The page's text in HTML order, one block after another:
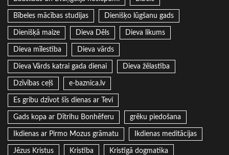
Bībeles mācības studijas Dienišķo lūgšanu gads
Dienišķā maize Dieva Dēls Dieva likums
Dieva mīlestība Dieva vārds
Dieva Vārds katrai gada dienai Dieva žēlastība
Dzīvības ceļš e-baznica.lv
Es gribu dzīvot šīs dienas ar Tevi
Gads kopa ar Dītrihu Bonhēferu grēku piedošana
Ikdienas ar Pirmo Mozus grāmatu Ikdienas meditācijas
Jēzus Kristus Kristība Kristīgā dogmatika